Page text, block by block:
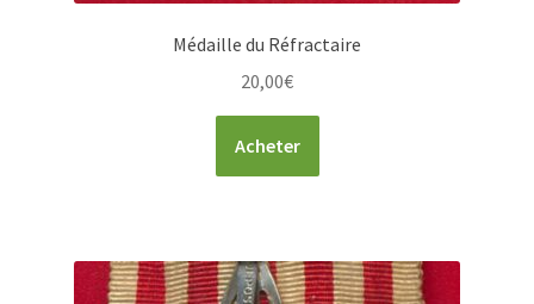
Médaille du Réfractaire
20,00€
Acheter